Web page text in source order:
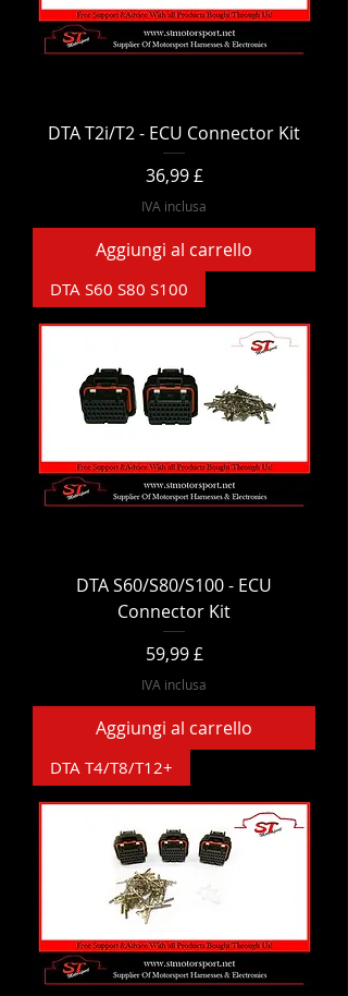
DTA T2i/T2 - ECU Connector Kit
Prezzo
36,99 £
IVA inclusa
Aggiungi al carrello
DTA S60 S80 S100
DTA S60/S80/S100 - ECU
Connector Kit
Prezzo
59,99 £
IVA inclusa
Aggiungi al carrello
DTA T4/T8/T12+